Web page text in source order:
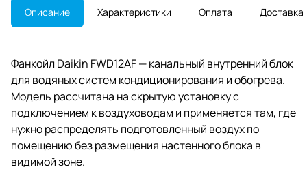
Описание Характеристики Оплата Доставка
Фанкойл Daikin FWD12AF — канальный внутренний блок
для водяных систем кондиционирования и обогрева.
Модель рассчитана на скрытую установку с
подключением к воздуховодам и применяется там, где
нужно распределять подготовленный воздух по
помещению без размещения настенного блока в
видимой зоне.